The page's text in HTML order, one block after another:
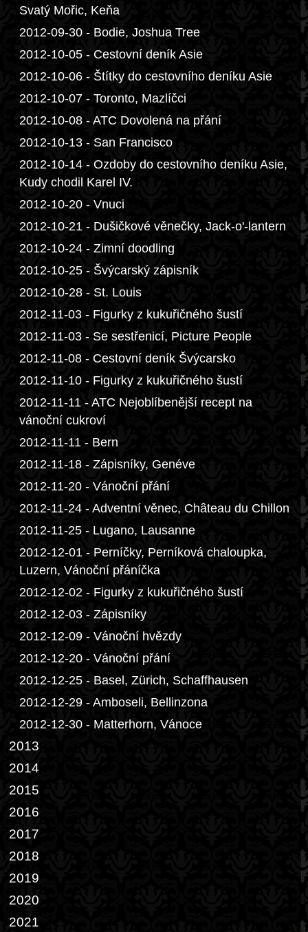
Svatý Mořic, Keňa
2012-09-30 - Bodie, Joshua Tree
2012-10-05 - Cestovní deník Asie
2012-10-06 - Štítky do cestovního deníku Asie
2012-10-07 - Toronto, Mazlíčci
2012-10-08 - ATC Dovolená na přání
2012-10-13 - San Francisco
2012-10-14 - Ozdoby do cestovního deníku Asie,
Kudy chodil Karel IV.
2012-10-20 - Vnuci
2012-10-21 - Dušičkové věnečky, Jack-o'-lantern
2012-10-24 - Zimní doodling
2012-10-25 - Švýcarský zápisník
2012-10-28 - St. Louis
2012-11-03 - Figurky z kukuřičného šustí
2012-11-03 - Se sestřenicí, Picture People
2012-11-08 - Cestovní deník Švýcarsko
2012-11-10 - Figurky z kukuřičného šustí
2012-11-11 - ATC Nejoblíbenější recept na
vánoční cukroví
2012-11-11 - Bern
2012-11-18 - Zápisníky, Genéve
2012-11-20 - Vánoční přání
2012-11-24 - Adventní věnec, Château du Chillon
2012-11-25 - Lugano, Lausanne
2012-12-01 - Perníčky, Perníková chaloupka,
Luzern, Vánoční přáníčka
2012-12-02 - Figurky z kukuřičného šustí
2012-12-03 - Zápisníky
2012-12-09 - Vánoční hvězdy
2012-12-20 - Vánoční přání
2012-12-25 - Basel, Zürich, Schaffhausen
2012-12-29 - Amboseli, Bellinzona
2012-12-30 - Matterhorn, Vánoce
2013
2014
2015
2016
2017
2018
2019
2020
2021